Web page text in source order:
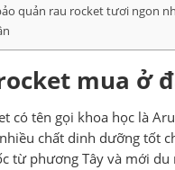
quản rau rocket tươi ngon
mua ở
có tên gọi khoa học là
chất dinh dưỡng tốt
từ phương Tây và mới